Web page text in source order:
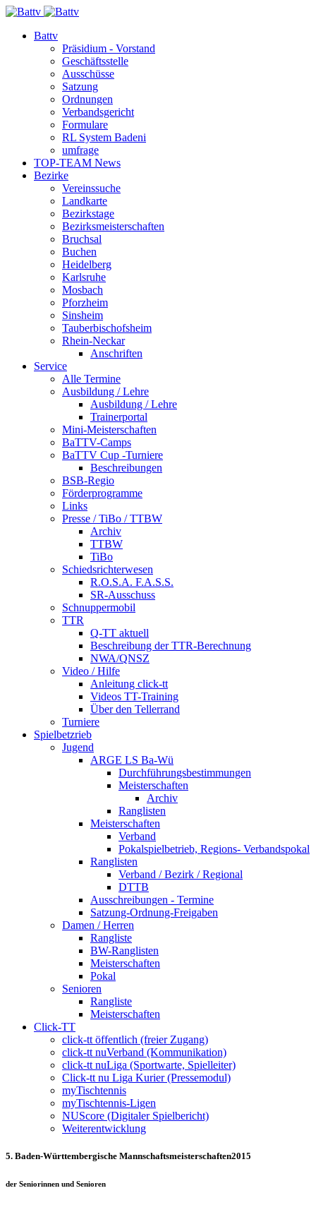
Battv
Präsidium - Vorstand
Geschäftsstelle
Ausschüsse
Satzung
Ordnungen
Verbandsgericht
Formulare
RL System Badeni
umfrage
TOP-TEAM News
Bezirke
Vereinssuche
Landkarte
Bezirkstage
Bezirksmeisterschaften
Bruchsal
Buchen
Heidelberg
Karlsruhe
Mosbach
Pforzheim
Sinsheim
Tauberbischofsheim
Rhein-Neckar
Anschriften
Service
Alle Termine
Ausbildung / Lehre
Ausbildung / Lehre
Trainerportal
Mini-Meisterschaften
BaTTV-Camps
BaTTV Cup -Turniere
Beschreibungen
BSB-Regio
Förderprogramme
Links
Presse / TiBo / TTBW
Archiv
TTBW
TiBo
Schiedsrichterwesen
R.O.S.A. F.A.S.S.
SR-Ausschuss
Schnuppermobil
TTR
Q-TT aktuell
Beschreibung der TTR-Berechnung
NWA/QNSZ
Video / Hilfe
Anleitung click-tt
Videos TT-Training
Über den Tellerrand
Turniere
Spielbetzrieb
Jugend
ARGE LS Ba-Wü
Durchführungsbestimmungen
Meisterschaften
Archiv
Ranglisten
Meisterschaften
Verband
Pokalspielbetrieb, Regions- Verbandspokal
Ranglisten
Verband / Bezirk / Regional
DTTB
Ausschreibungen - Termine
Satzung-Ordnung-Freigaben
Damen / Herren
Rangliste
BW-Ranglisten
Meisterschaften
Pokal
Senioren
Rangliste
Meisterschaften
Click-TT
click-tt öffentlich (freier Zugang)
click-tt nuVerband (Kommunikation)
click-tt nuLiga (Sportwarte, Spielleiter)
Click-tt nu Liga Kurier (Pressemodul)
myTischtennis
myTischtennis-Ligen
NUScore (Digitaler Spielbericht)
Weiterentwicklung
5. Baden-Württembergische Mannschaftsmeisterschaften2015
der Seniorinnen und Senioren